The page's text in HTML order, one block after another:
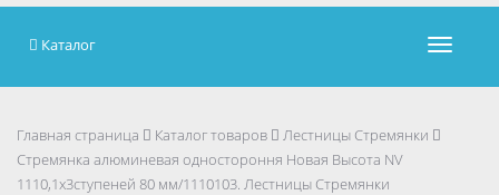
Каталог
Главная страница Каталог товаров
Лестницы Стремянки
Стремянка алюминевая одностороння Новая Высота NV
1110,1х3ступеней 80 мм/1110103. Лестницы Стремянки